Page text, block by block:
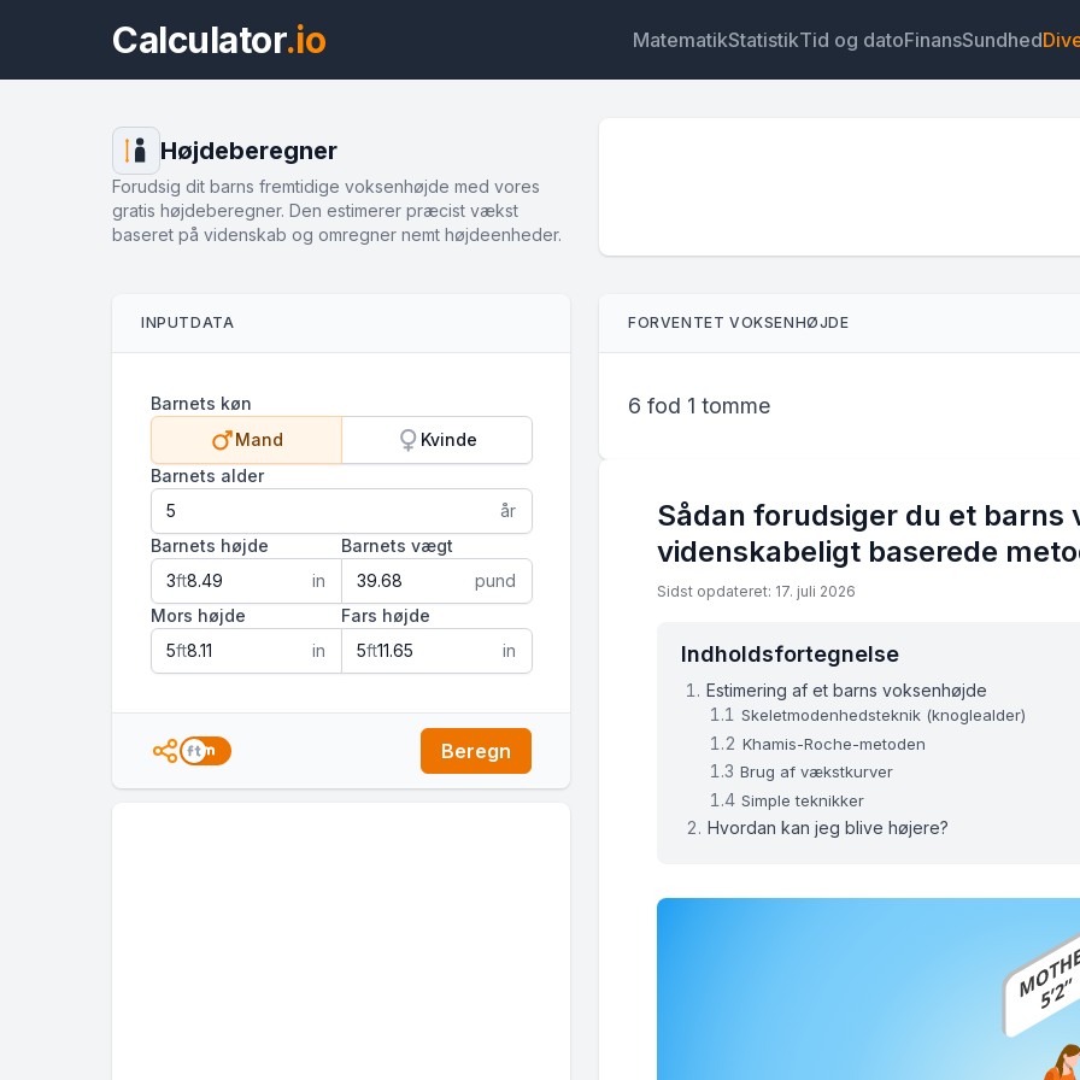
Calculator.io MatematikStatistikTid og datoFinansSundhed
Højdeberegner
Forudsig dit barns fremtidige voksenhøjde med vores
gratis højdeberegner. Den estimerer præcist vækst
baseret på videnskab og omregner nemt højdeenheder.
INPUTDATA
Barnets køn
Mand
Kvinde
Barnets alder
år
Barnets højde
ft
in
Barnets vægt
pund
Mors højde
ft
in
Fars højde
ft
in
Beregn
FORVENTET VOKSENHØJDE
6 fod 1 tomme
Sådan forudsiger du et barns
videnskabeligt baserede
Sidst opdateret: 17. juli 2026
Indholdsfortegnelse
Estimering af et barns voksenhøjde
Skeletmodenhedsteknik (knoglealder)
Khamis-Roche-metoden
Brug af vækstkurver
Simple teknikker
Hvordan kan jeg blive højere?